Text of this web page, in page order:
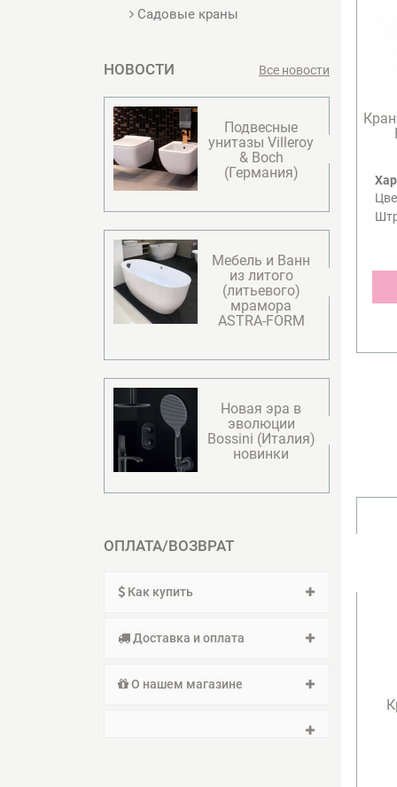
Садовые краны
НОВОСТИ Все новости
Подвесные
унитазы Villeroy
& Boсh
(Германия)
Мебель и Ванн
из литого
(литьевого)
мрамора
ASTRA-FORM
Новая эра в
эволюции
Bossini (Италия)
новинки
ОПЛАТА/ВОЗВРАТ
Как купить
Доставка и оплата
О нашем магазине